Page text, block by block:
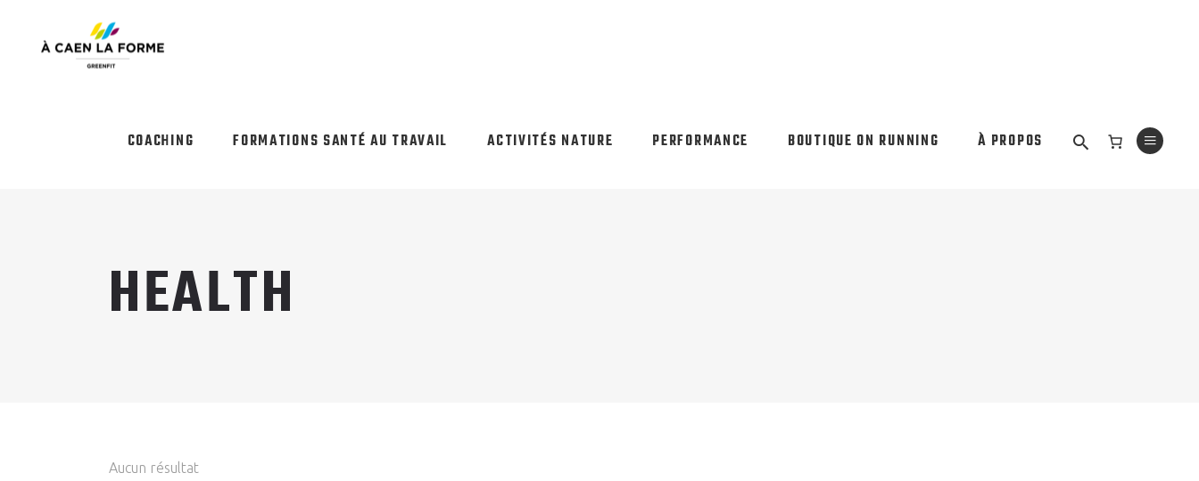
COACHING FORMATIONS SANTÉ AU TRAVAIL ACTIVITÉS NATURE PERFORMANCE BOUTIQUE ON RUNNING À PROPOS
HEALTH
Aucun résultat